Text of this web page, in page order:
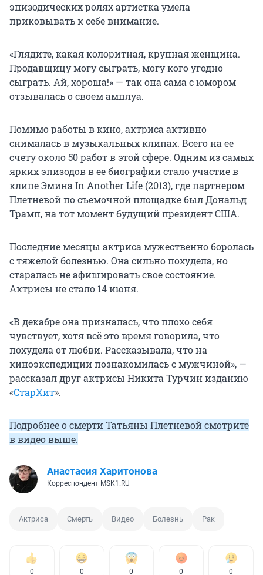
эпизодических ролях артистка умела
приковывать к себе внимание.
«Глядите, какая колоритная, крупная женщина.
Продавщицу могу сыграть, могу кого угодно
сыграть. Ай, хороша!» — так она сама с юмором
отзывалась о своем амплуа.
Помимо работы в кино, актриса активно
снималась в музыкальных клипах. Всего на ее
счету около 50 работ в этой сфере. Одним из самых
ярких эпизодов в ее биографии стало участие в
клипе Эмина In Another Life (2013), где партнером
Плетневой по съемочной площадке был Дональд
Трамп, на тот момент будущий президент США.
Последние месяцы актриса мужественно боролась
с тяжелой болезнью. Она сильно похудела, но
старалась не афишировать свое состояние.
Актрисы не стало 14 июня.
«В декабре она призналась, что плохо себя
чувствует, хотя всё это время говорила, что
похудела от любви. Рассказывала, что на
киноэкспедиции познакомилась с мужчиной», —
рассказал друг актрисы Никита Турчин изданию
«СтарХит».
Подробнее о смерти Татьяны Плетневой смотрите
в видео выше.
Анастасия Харитонова
Корреспондент MSK1.RU
Актриса Смерть Видео Болезнь Рак
0 0 0 0 0